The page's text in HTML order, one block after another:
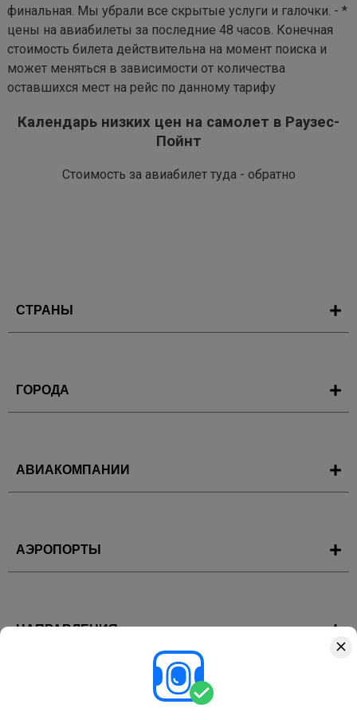
финальная. Мы убрали все скрытые услуги и галочки. - *
цены на авиабилеты за последние 48 часов. Конечная
стоимость билета действительна на момент поиска и
может меняться в зависимости от количества
оставшихся мест на рейс по данному тарифу
Календарь низких цен на самолет в Раузес-
Пойнт
Стоимость за авиабилет туда - обратно
СТРАНЫ
ГОРОДА
АВИАКОМПАНИИ
АЭРОПОРТЫ
НАПРАВЛЕНИЯ